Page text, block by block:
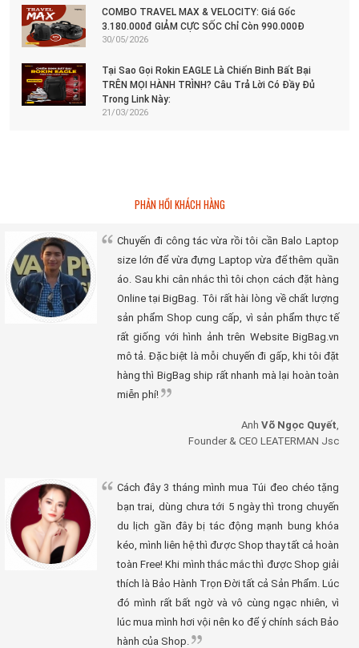
COMBO TRAVEL MAX & VELOCITY: Giá Gốc
3.180.000đ GIẢM CỰC SỐC Chỉ Còn 990.000Đ
30/05/2026
Tại Sao Gọi Rokin EAGLE Là Chiến Binh Bất Bại
TRÊN MỌI HÀNH TRÌNH? Câu Trả Lời Có Đầy Đủ
Trong Link Này:
21/03/2026
PHẢN HỒI KHÁCH HÀNG
Chuyến đi công tác vừa rồi tôi cần Balo Laptop
size lớn để vừa đựng Laptop vừa để thêm quần
áo. Sau khi cân nhắc thì tôi chọn cách đặt hàng
Online tại BigBag. Tôi rất hài lòng về chất lượng
sản phẩm Shop cung cấp, vì sản phẩm thực tế
rất giống với hình ảnh trên Website BigBag.vn
mô tả. Đặc biệt là mỗi chuyến đi gấp, khi tôi đặt
hàng thì BigBag ship rất nhanh mà lại hoàn toàn
miễn phí!
Anh Võ Ngọc Quyết
Founder & CEO LEATERMAN Jsc
Cách đây 3 tháng mình mua Túi đeo chéo tặng
bạn trai, dùng chưa tới 5 ngày thì trong chuyến
du lịch gần đây bị tác động mạnh bung khóa
kéo, mình liên hệ thì được Shop thay tất cả hoàn
toàn Free! Khi mình thắc mắc thì được Shop giải
thích là Bảo Hành Trọn Đời tất cả Sản Phẩm. Lúc
đó mình rất bất ngờ và vô cùng ngạc nhiên, vì
lúc mua mình hơi vội nên ko để ý chính sách Bảo
hành của Shop.